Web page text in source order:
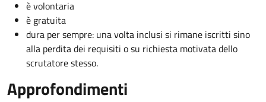
è volontaria
è gratuita
dura per sempre: una volta inclusi si rimane iscritti sino
alla perdita dei requisiti o su richiesta motivata dello
scrutatore stesso.
Approfondimenti